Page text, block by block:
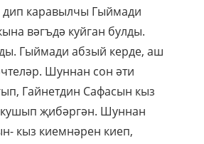
каравылчы Гыймади
вәгъдә куйган булды.
Гыймади абзый керде, аш
Шуннан сон әти
Гайнетдин Сафасын кыз
җибәргән. Шуннан
кыз киемнәрен киеп,